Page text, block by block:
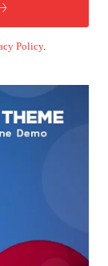
Policy.